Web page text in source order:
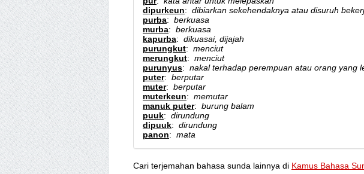
dipurkeun: dibiarkan sekehendaknya atau disuruh
purba: berkuasa
murba: berkuasa
kapurba: dikuasai, dijajah
purungkut: menciut
merungkut: menciut
purunyus: nakal terhadap perempuan atau orang yang
puter: berputar
muter: berputar
muterkeun: memutar
manuk puter: burung balam
puuk: dirundung
dipuuk: dirundung
panon: mata
Cari terjemahan bahasa sunda lainnya di Kamus Bahasa